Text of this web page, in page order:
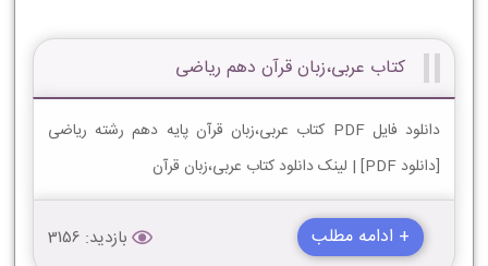
کتاب عربی،زبان قرآن دهم ریاضی
دانلود فایل PDF کتاب عربی،زبان قرآن پایه دهم رشته ریاضی
[دانلود PDF] | لینک دانلود کتاب عربی،زبان قرآن
+ ادامه مطلب بازدید: 3156